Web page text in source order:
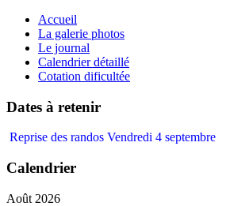
Accueil
La galerie photos
Le journal
Calendrier détaillé
Cotation dificultée
Dates à retenir
Reprise des randos Vendredi 4 septembre
Calendrier
précédente
précédent
suivante
suivant
Août 2026